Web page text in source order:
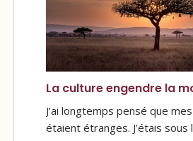
La culture engendre la
J’ai longtemps pensé que
étaient étranges. J’étais sous